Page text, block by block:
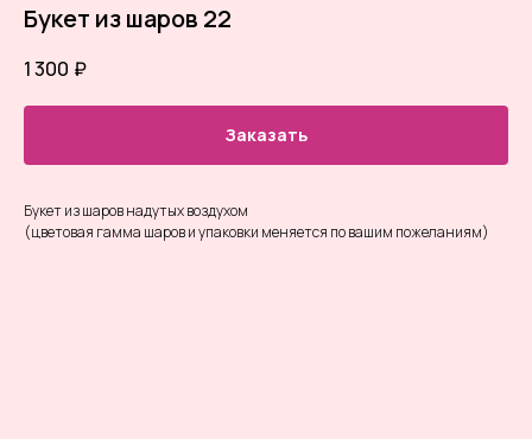
Букет из шаров 22
1 300 ₽
Заказать
Букет из шаров надутых воздухом
(цветовая гамма шаров и упаковки меняется по вашим пожеланиям)